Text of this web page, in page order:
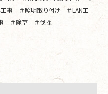
事 ＃照明取り付け ＃LAN工
＃除草 ＃伐採